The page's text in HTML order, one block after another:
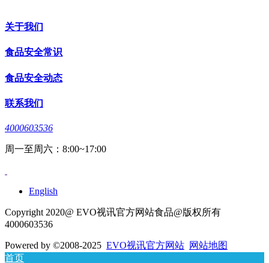
关于我们
食品安全常识
食品安全动态
联系我们
4000603536
周一至周六：8:00~17:00
English
Copyright 2020@ EVO视讯官方网站食品@版权所有
4000603536
Powered by ©2008-2025 EVO视讯官方网站 网站地图
首页